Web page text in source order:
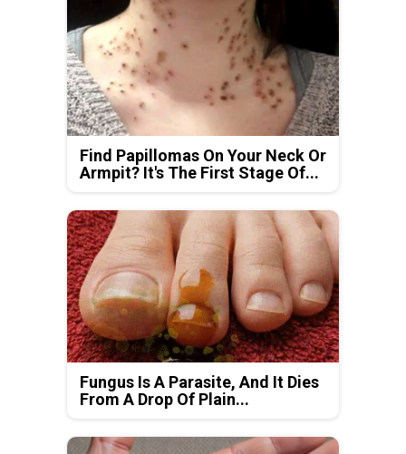
Find Papillomas On Your Neck Or
Armpit? It's The First Stage Of...
Fungus Is A Parasite, And It Dies
From A Drop Of Plain...